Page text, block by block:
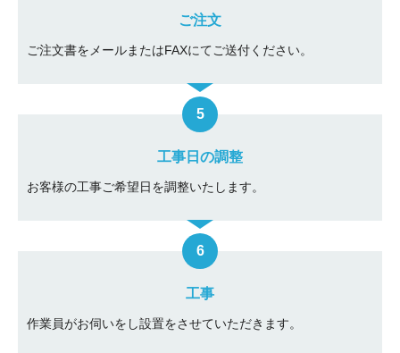
ご注文
ご注文書をメールまたはFAXにてご送付ください。
工事日の調整
お客様の工事ご希望日を調整いたします。
工事
作業員がお伺いをし設置をさせていただきます。